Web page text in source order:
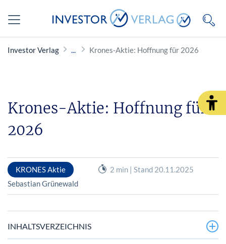
Investor Verlag Krones-Aktie: Hoffnung für 2026
Krones-Aktie: Hoffnung für
2026
KRONES Aktie
2 min | Stand 20.11.2025
Sebastian Grünewald
INHALTSVERZEICHNIS